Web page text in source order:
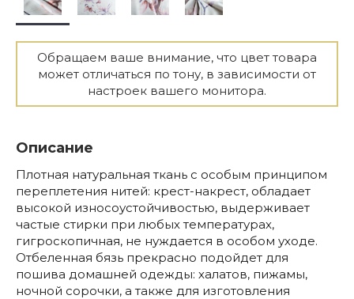
Обращаем ваше внимание, что цвет товара
может отличаться по тону, в зависимости от
настроек вашего монитора.
Описание
Плотная натуральная ткань с особым принципом
переплетения нитей: крест-накрест, обладает
высокой износоустойчивостью, выдерживает
частые стирки при любых температурах,
гигроскопичная, не нуждается в особом уходе.
Отбеленная бязь прекрасно подойдет для
пошива домашней одежды: халатов, пижамы,
ночной сорочки, а также для изготовления